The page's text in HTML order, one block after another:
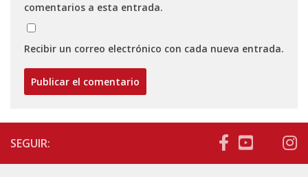
comentarios a esta entrada.
Recibir un correo electrónico con cada nueva entrada.
SEGUIR: